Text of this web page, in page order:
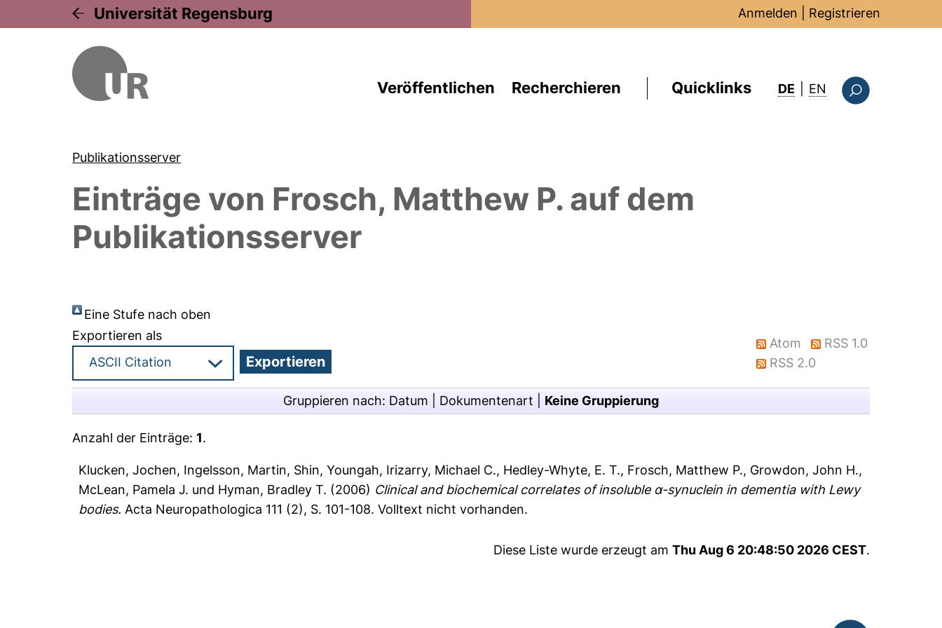
Universität Regensburg Anmelden Registrieren
Veröffentlichen Recherchieren Quicklinks DE EN : this page in
Publikationsserver
Einträge von Frosch, Matthew P. auf dem
Publikationsserver
Eine Stufe nach oben
Exportieren als
Atom
RSS 1.0
RSS 2.0
Gruppieren nach: Datum Dokumentenart Keine Gruppierung
Anzahl der Einträge:1.
Klucken, Jochen, Ingelsson, Martin, Shin, Youngah, Irizarry, Michael C., Hedley-Whyte, E. T., Frosch, Matthew P., Growdon, John H.,
McLean, Pamela J. und Hyman, Bradley T. (2006) Clinical and biochemical correlates of insoluble α-synuclein in dementia with Lewy
bodies. Acta Neuropathologica 111 (2), S. 101-108.Volltext nicht vorhanden.
Diese Liste wurde erzeugt am Thu Aug 6 20:48:50 2026 CEST.